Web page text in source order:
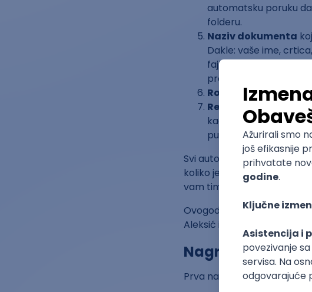
automatsku poruku
folderu.
Naziv dokumenta
Dakle: vaše ime,
fajlova koji se zovu
prevideti.
Rok
za slanje radova
Rezultati će biti
kao i u našem
putničkim i
Svi autori koji uđu u uži
koliko je povratna
vam time pomoći da
Ovogodišnji žiri čine Zorana
Aleksić i Lazar Pašćanović.
Nagrade
Prva nagrada iznosi 200